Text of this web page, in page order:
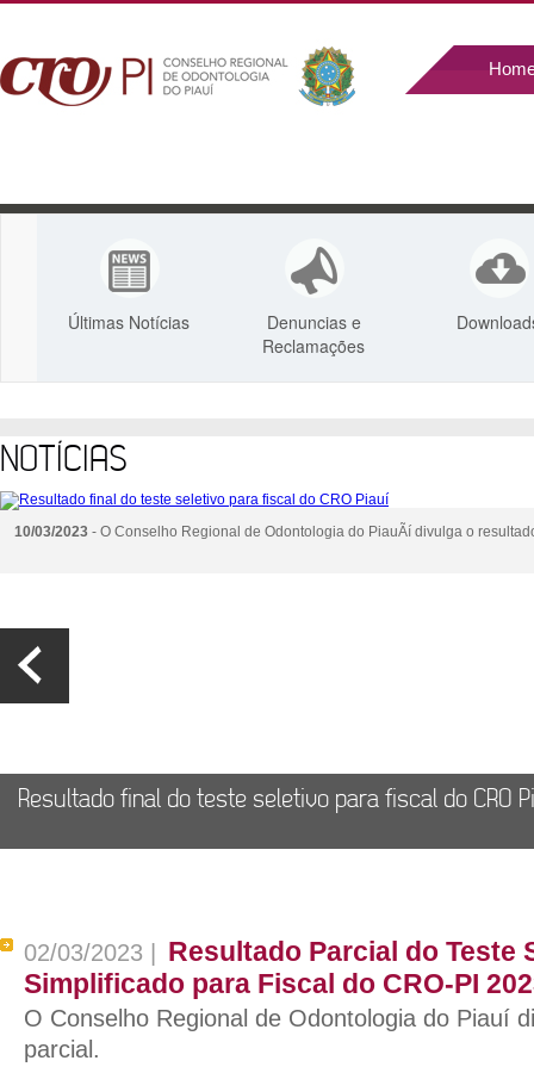
Últimas Notícias
Denuncias e
Reclamações
NOTÍCIAS
Resultado final do teste seletivo para fiscal do CRO
10/03/2023 - O Conselho Regional de Odontologia do PiauÃí divulga o
02/03/2023 |
Resultado Parcial do Teste
Simplificado para Fiscal do CRO-PI
O Conselho Regional de Odontologia do Piauí
parcial.